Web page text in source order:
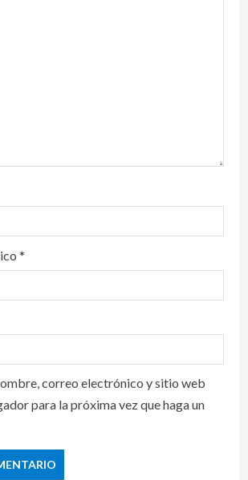
*
correo electrónico y sitio web
para la próxima vez que haga un